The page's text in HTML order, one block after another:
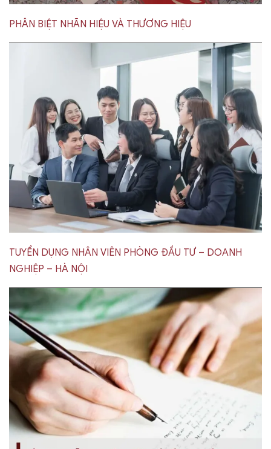
PHÂN BIỆT NHÃN HIỆU VÀ THƯƠNG HIỆU
TUYỂN DỤNG NHÂN VIÊN PHÒNG ĐẦU TƯ – DOANH
NGHIỆP – HÀ NỘI